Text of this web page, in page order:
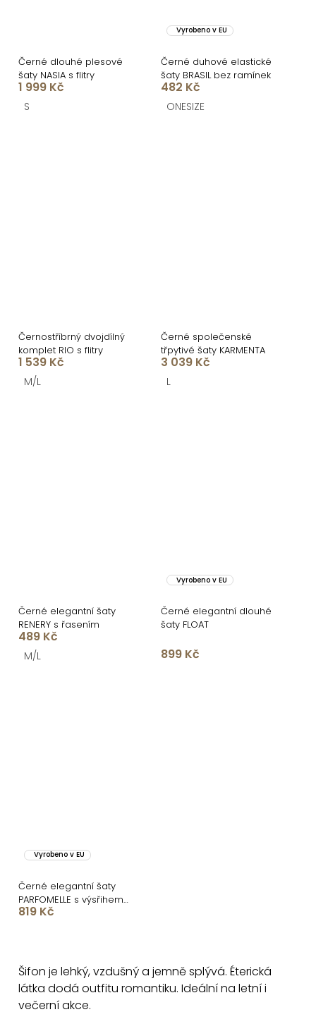
Černé dlouhé plesové
šaty NASIA s flitry
1 999 Kč
S
Vyrobeno v EU
Černé duhové elastické
šaty BRASIL bez ramínek
482 Kč
ONESIZE
Černostříbrný dvojdílný
komplet RIO s flitry
1 539 Kč
M/L
Černé společenské
třpytivé šaty KARMENTA
3 039 Kč
L
Černé elegantní šaty
RENERY s řasením
489 Kč
M/L
Vyrobeno v EU
Černé elegantní dlouhé
šaty FLOAT
899 Kč
Vyrobeno v EU
Černé elegantní šaty
PARFOMELLE s výsřihem
do V
819 Kč
l
á
Šifon je lehký, vzdušný a jemně splývá. Éterická
látka dodá outfitu romantiku. Ideální na letní i
večerní akce.